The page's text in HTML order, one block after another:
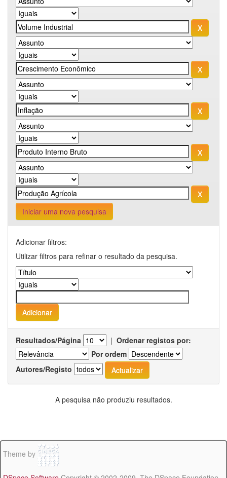
Iniciar uma nova pesquisa
Adicionar filtros:
Utilizar filtros para refinar o resultado da pesquisa.
Resultados/Página | Ordenar registos por:
Por ordem
Autores/Registo
A pesquisa não produziu resultados.
Theme by